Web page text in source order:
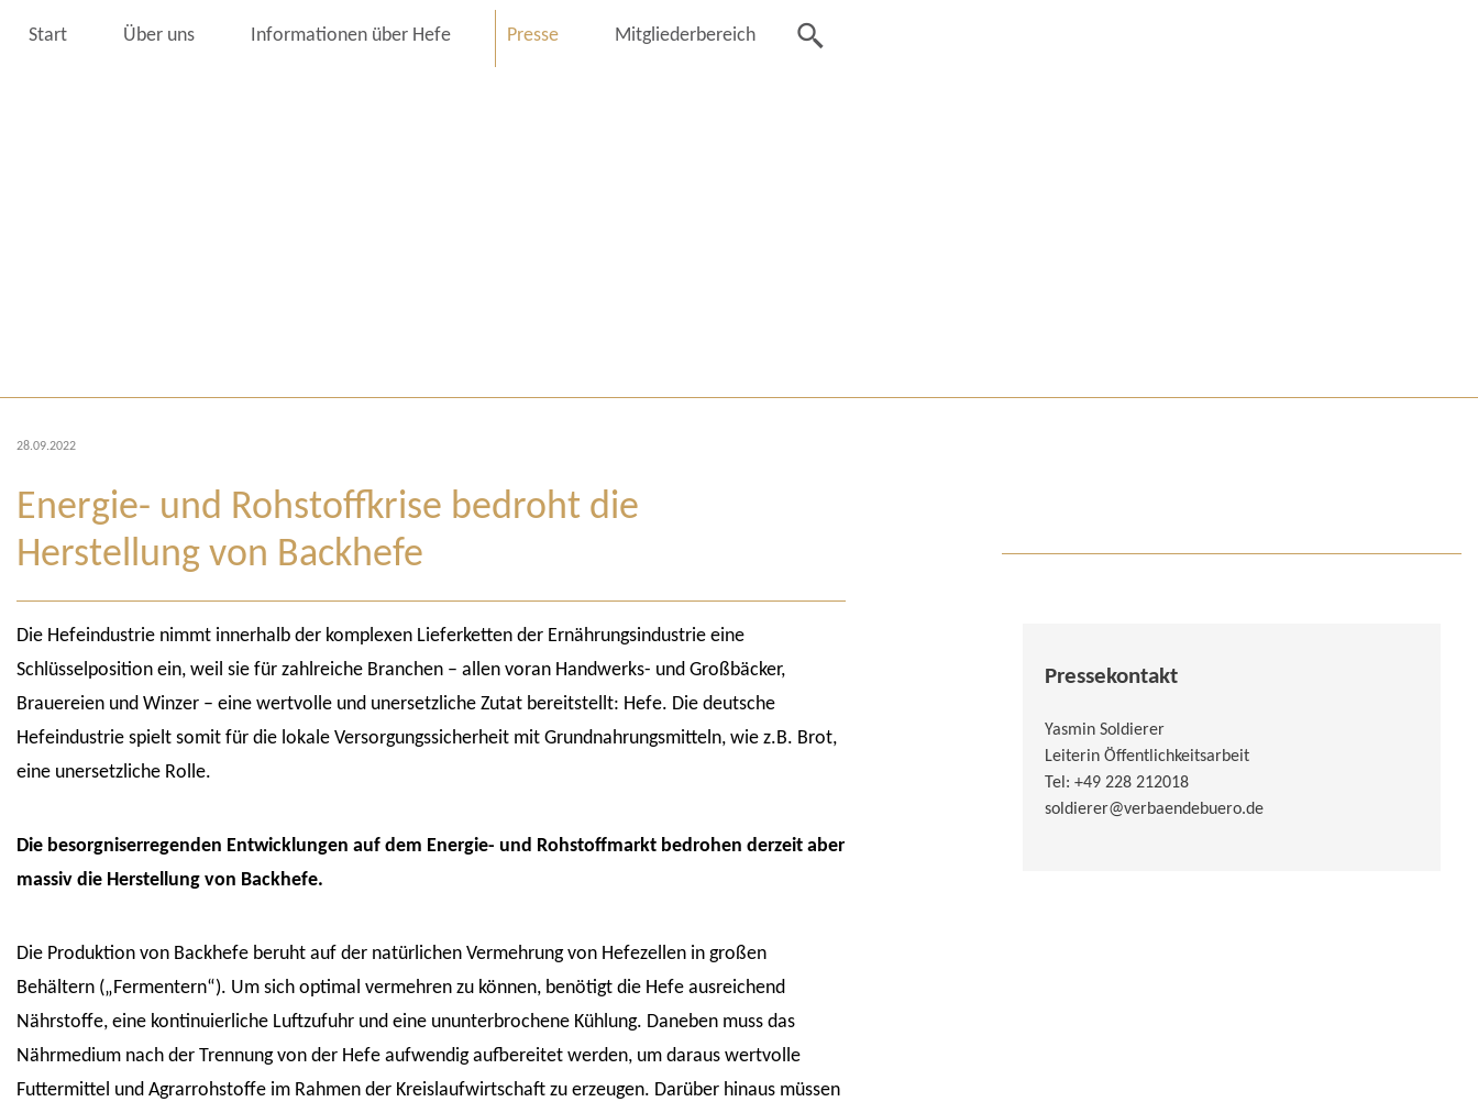
Start Über uns Informationen über Hefe Presse Mitgliederbereich
28.09.2022
Energie- und Rohstoffkrise bedroht die
Herstellung von Backhefe
Die Hefeindustrie nimmt innerhalb der komplexen Lieferketten der Ernährungsindustrie eine
Schlüsselposition ein, weil sie für zahlreiche Branchen – allen voran Handwerks- und Großbäcker,
Brauereien und Winzer – eine wertvolle und unersetzliche Zutat bereitstellt: Hefe. Die deutsche
Hefeindustrie spielt somit für die lokale Versorgungssicherheit mit Grundnahrungsmitteln, wie z.B. Brot,
eine unersetzliche Rolle.
Die besorgniserregenden Entwicklungen auf dem Energie- und Rohstoffmarkt bedrohen derzeit aber
massiv die Herstellung von Backhefe.
Die Produktion von Backhefe beruht auf der natürlichen Vermehrung von Hefezellen in großen
Behältern („Fermentern“). Um sich optimal vermehren zu können, benötigt die Hefe ausreichend
Nährstoffe, eine kontinuierliche Luftzufuhr und eine ununterbrochene Kühlung. Daneben muss das
Nährmedium nach der Trennung von der Hefe aufwendig aufbereitet werden, um daraus wertvolle
Futtermittel und Agrarrohstoffe im Rahmen der Kreislaufwirtschaft zu erzeugen. Darüber hinaus müssen
Pressekontakt
Yasmin Soldierer
Leiterin Öffentlichkeitsarbeit
Tel: +49 228 212018
soldierer@verbaendebuero.de